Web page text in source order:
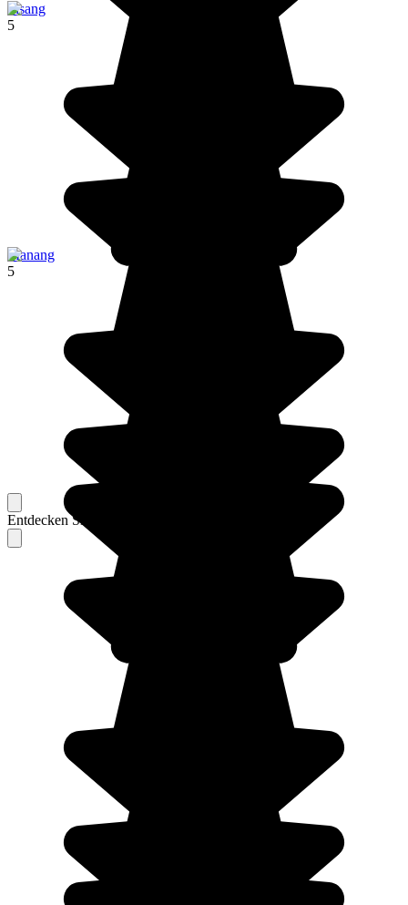
Pisang
5
Manang
5
Entdecken Sie Berichte unserer erfahrenen Reisenden